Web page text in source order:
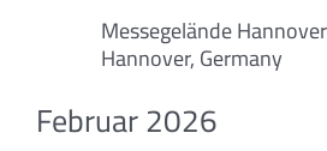
Messegelände Hannover
Hannover, Germany
Februar 2026